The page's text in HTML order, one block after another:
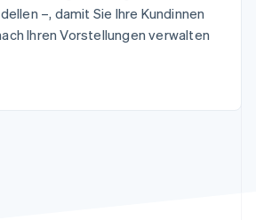
Blog
Status
–, damit Sie Ihre Kundinnen
Ihren Vorstellungen verwalten